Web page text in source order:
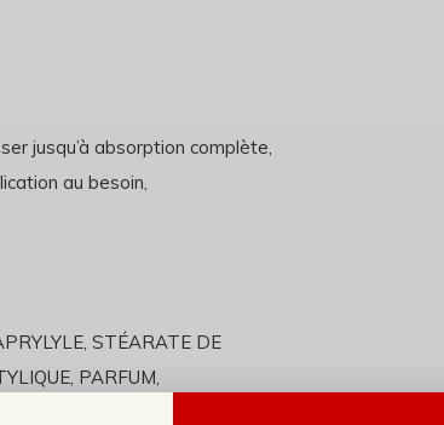
jusqu’à absorption complète,
au besoin,
STÉARATE DE
PARFUM,
DE FEUILLE D'OLIVE